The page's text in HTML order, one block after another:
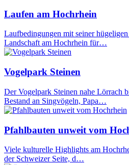
Laufen am Hochrhein
Laufbedingungen mit seiner
Landschaft am Hochrhein für…
Vogelpark Steinen
Der Vogelpark Steinen nahe Lörrach
Bestand an Singvögeln, Papa…
Pfahlbauten unweit vom
Viele kulturelle Highlights am
der Schweizer Seite, d…